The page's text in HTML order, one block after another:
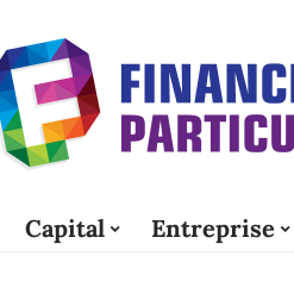
Capital Entreprise